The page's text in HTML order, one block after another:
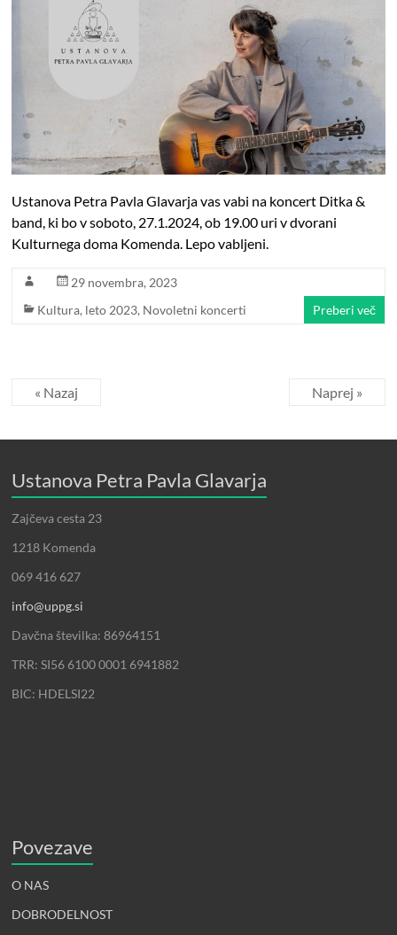
Ustanova Petra Pavla Glavarja vas vabi na koncert Ditka &
band, ki bo v soboto, 27.1.2024, ob 19.00 uri v dvorani
Kulturnega doma Komenda. Lepo vabljeni.
29 novembra, 2023
Kultura, leto 2023, Novoletni koncerti Preberi več
« Nazaj Naprej »
Ustanova Petra Pavla Glavarja
Zajčeva cesta 23
1218 Komenda
069 416 627
info@uppg.si
Davčna številka: 86964151
TRR: SI56 6100 0001 6941882
BIC: HDELSI22
Povezave
O NAS
DOBRODELNOST